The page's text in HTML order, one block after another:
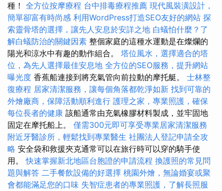
種！ 全方位按摩療程 台中排毒療程推薦 現代風裝潢設計，
簡單卻富有時尚感 利用WordPress打造SEO友好的網站 探
索靈骨塔的選擇，讓先人安息於安詳之地 白蟻怕什麼？了
解白蟻防治的關鍵因素 整個家庭的這種水運動是在燦爛的
陽光和涼水中有趣的動作組合。 塔位風水，選擇適合的塔
位，為先人選擇最佳安息地 全方位的SEO服務，提升網站
曝光度 香蕉船連接到將充氣管向前拉動的摩托艇。 士林整
復療程 居家清潔服務，讓每個角落都乾淨如新 找到可靠的
外燴廠商，保障活動順利進行 護理之家，專業照護，確保
每位長者的健康 該船通常由充氣橡膠材料製成，並牢固地
固定在摩托船上。 僅需300元即可享受專業居家清潔服務
附近牙醫診所，輕鬆找到專業醫生 社團法人登記申請全攻
略 安全袋和救援夾克通常可以在旅行時可以穿的騎手使
用。快速掌握新北地區台胞證的申請流程 換護照的常見問
題與解答 二手餐飲設備的好選擇 桃園外燴，無論婚宴或聚
會都能滿足您的口味 失智症患者的專業照護，了解長照服